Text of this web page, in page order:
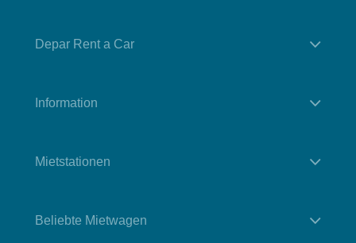
Depar Rent a Car
Information
Mietstationen
Beliebte Mietwagen